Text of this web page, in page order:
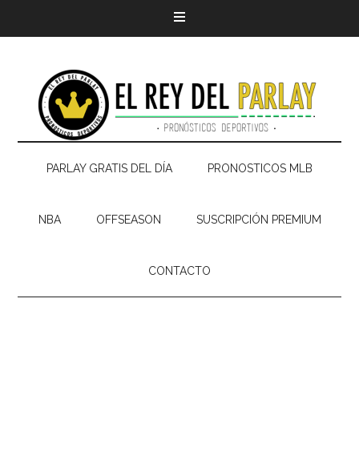
PARLAY GRATIS DEL DÍA PRONOSTICOS MLB
NBA OFFSEASON SUSCRIPCIÓN PREMIUM
CONTACTO